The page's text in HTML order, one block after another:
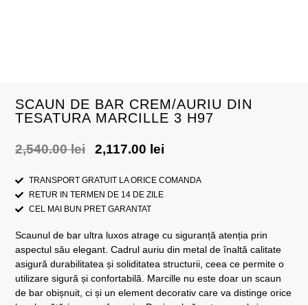
SCAUN DE BAR CREM/AURIU DIN
TESATURA MARCILLE 3 H97
2,540.00lei 2,117.00 lei
TRANSPORT GRATUIT LA ORICE COMANDA
RETUR IN TERMEN DE 14 DE ZILE
CEL MAI BUN PRET GARANTAT
Scaunul de bar ultra luxos atrage cu siguranță atenția prin
aspectul său elegant. Cadrul auriu din metal de înaltă calitate
asigură durabilitatea și soliditatea structurii, ceea ce permite o
utilizare sigură și confortabilă. Marcille nu este doar un scaun
de bar obișnuit, ci și un element decorativ care va distinge orice